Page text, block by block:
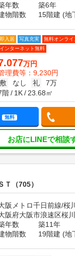
年数
築6年
物階数
15階建 (地
即入居 写真充実
無料オンラ
インターネット無料
万円
理費等：9,230円
敷
なし 礼
7万
階
1K 23.68㎡
無料
お店にLINEで相談
Ｔ（705）
阪メトロ千日前線/桜
阪府大阪市浪速区桜
年数
築11年
物階数
19階建 (地